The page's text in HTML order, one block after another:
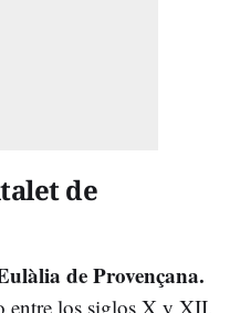
de
de Provençana.
entre los siglos X y XII,